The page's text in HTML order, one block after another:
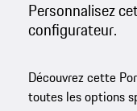
Personnalisez
configurateur.
Découvrez cette
toutes les options